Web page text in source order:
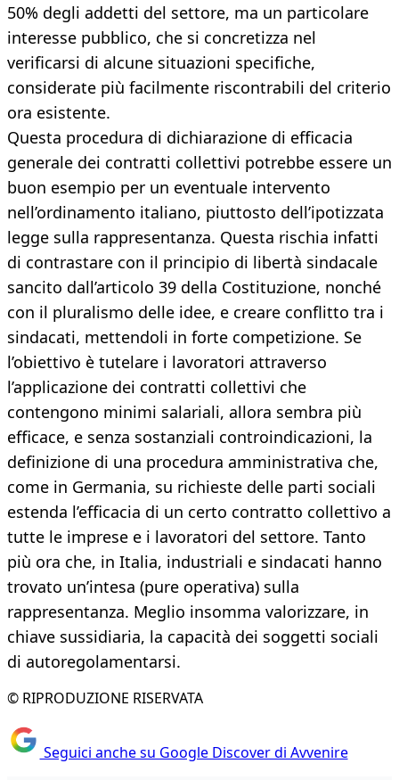
50% degli addetti del settore, ma un particolare
interesse pubblico, che si concretizza nel
verificarsi di alcune situazioni specifiche,
considerate più facilmente riscontrabili del criterio
ora esistente.
Questa procedura di dichiarazione di efficacia
generale dei contratti collettivi potrebbe essere un
buon esempio per un eventuale intervento
nell’ordinamento italiano, piuttosto dell’ipotizzata
legge sulla rappresentanza. Questa rischia infatti
di contrastare con il principio di libertà sindacale
sancito dall’articolo 39 della Costituzione, nonché
con il pluralismo delle idee, e creare conflitto tra i
sindacati, mettendoli in forte competizione. Se
l’obiettivo è tutelare i lavoratori attraverso
l’applicazione dei contratti collettivi che
contengono minimi salariali, allora sembra più
efficace, e senza sostanziali controindicazioni, la
definizione di una procedura amministrativa che,
come in Germania, su richieste delle parti sociali
estenda l’efficacia di un certo contratto collettivo a
tutte le imprese e i lavoratori del settore. Tanto
più ora che, in Italia, industriali e sindacati hanno
trovato un’intesa (pure operativa) sulla
rappresentanza. Meglio insomma valorizzare, in
chiave sussidiaria, la capacità dei soggetti sociali
di autoregolamentarsi.
© RIPRODUZIONE RISERVATA
Seguici anche su Google Discover di Avvenire